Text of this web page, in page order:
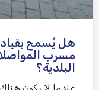
هل يُسمح
مسرب
البلدية؟